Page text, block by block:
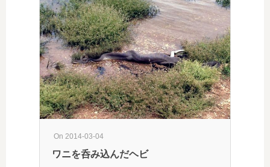
On 2014-03-04
ワニを呑み込んだヘビ